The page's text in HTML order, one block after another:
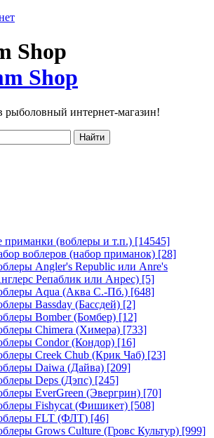
Shop
рыболовный интернет-магазин!
приманки (воблеры и т.п.) [14545]
воблеров (набор приманок) [28]
Angler's Republic или Anre's
Репаблик или Анрес) [5]
Aqua (Аква С.-Пб.) [648]
Bassday (Бассдей) [2]
Bomber (Бомбер) [12]
Chimera (Химера) [733]
Condor (Кондор) [16]
Creek Chub (Крик Чаб) [23]
Daiwa (Дайва) [209]
Deps (Дэпс) [245]
EverGreen (Эвергрин) [70]
Fishycat (Фишикет) [508]
FLT (ФЛТ) [46]
Grows Culture (Гровс Культур) [999]